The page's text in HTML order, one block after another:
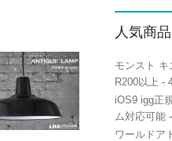
人気商
モンスト
R200以上 -
iOS9 igg正
ム対応可能
ワールドア